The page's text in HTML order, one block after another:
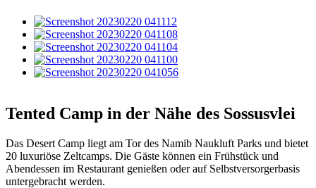
Tented Camp in der Nähe des Sossusvlei
Das Desert Camp liegt am Tor des Namib Naukluft Parks und bietet
20 luxuriöse Zeltcamps. Die Gäste können ein Frühstück und
Abendessen im Restaurant genießen oder auf Selbstversorgerbasis
untergebracht werden.